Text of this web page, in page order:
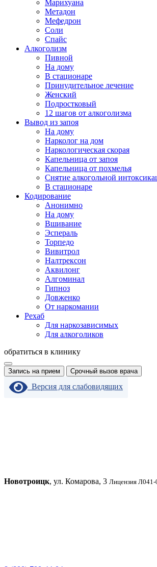
Марихуана
Метадон
Мефедрон
Соли
Спайс
Алкоголизм
Пивной
На дому
В стационаре
Принудительное лечение
Женский
Подростковый
12 шагов от алкоголизма
Вывод из запоя
На дому
Нарколог на дом
Наркологическая скорая
Капельница от запоя
Капельница от похмелья
Снятие алкогольной
В стационаре
Кодирование
Анонимно
На дому
Вшивание
Эспераль
Торпедо
Вивитрол
Налтрексон
Аквилонг
Алгоминал
Гипноз
Довженко
От наркомании
Рехаб
Для наркозависимых
Для алкоголиков
обратиться в клинику
Запись на прием Срочный вызов врача
Версия для слабовидящих
Новотроицк, ул. Комарова, 3 Лицензия